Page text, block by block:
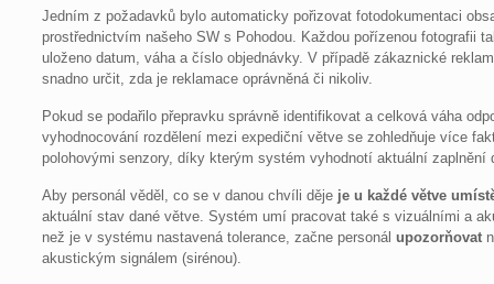
Jedním z požadavků bylo automaticky pořizovat fotodokumentaci
prostřednictvím našeho SW s Pohodou. Každou pořízenou fotografii
uloženo datum, váha a číslo objednávky. V případě zákaznické
snadno určit, zda je reklamace oprávněná či nikoliv.
Pokud se podařilo přepravku správně identifikovat a celková váha
vyhodnocování rozdělení mezi expediční větve se zohledňuje více
polohovými senzory, díky kterým systém vyhodnotí aktuální
Aby personál věděl, co se v danou chvíli děje je u každé větve
aktuální stav dané větve. Systém umí pracovat také s vizuálními a
než je v systému nastavená tolerance, začne personálupozorňovat
akustickým signálem (sirénou).